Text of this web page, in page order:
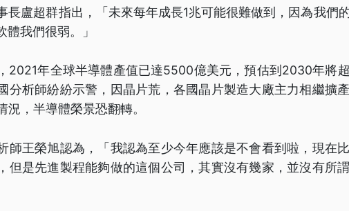
長盧超群指出，「未來每年成長1兆可能很難做到，因為我們
體我們很弱。」
2021年全球半導體產值已達5500億美元，預估到2030年將
分析師紛紛示警，因晶片荒，各國晶片製造大廠主力相繼擴
況，半導體榮景恐翻轉。
師王榮旭認為，「我認為至少今年應該是不會看到啦，現在
但是先進製程能夠做的這個公司，其實沒有幾家，並沒有所